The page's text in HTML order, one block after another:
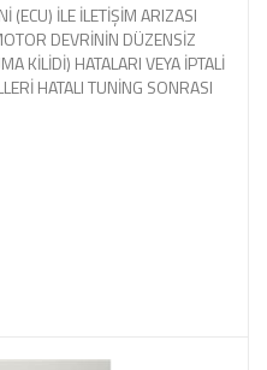
(ECU) İLE İLETİŞİM ARIZASI
DEVRİNİN DÜZENSİZ
KİLİDİ) HATALARI VEYA İPTALİ
HATALI TUNİNG SONRASI